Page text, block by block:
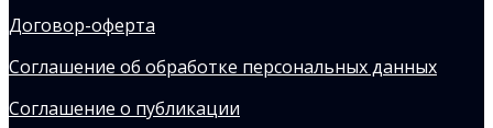
Договор-оферта
Соглашение об обработке персональных данных
Соглашение о публикации